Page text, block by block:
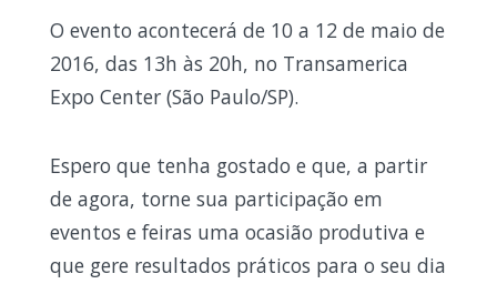
O evento acontecerá de 10 a 12 de maio de
2016, das 13h às 20h, no Transamerica
Expo Center (São Paulo/SP).
Espero que tenha gostado e que, a partir
de agora, torne sua participação em
eventos e feiras uma ocasião produtiva e
que gere resultados práticos para o seu dia